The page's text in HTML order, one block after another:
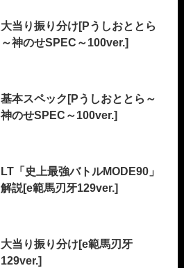
大当り振り分け[Pうしおととら
～神のせSPEC～100ver.]
基本スペック[Pうしおととら～
神のせSPEC～100ver.]
LT「史上最強バトルMODE90」
解説[e範馬刃牙129ver.]
大当り振り分け[e範馬刃牙
129ver.]